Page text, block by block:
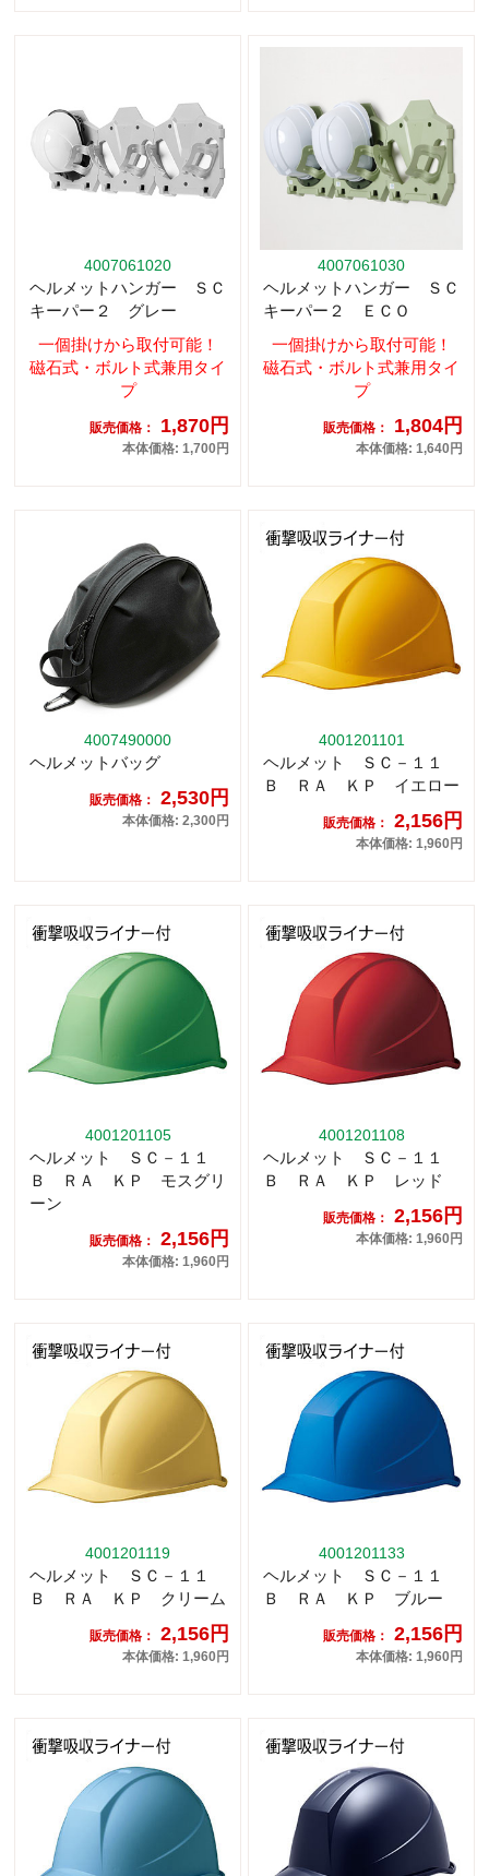
4007061020
ヘルメットハンガー ＳＣ
キーパー２ グレー
一個掛けから取付可能！
磁石式・ボルト式兼用タイ
プ
販売価格： 1,870円
本体価格: 1,700円
4007061030
ヘルメットハンガー ＳＣ
キーパー２ ＥＣＯ
一個掛けから取付可能！
磁石式・ボルト式兼用タイ
プ
販売価格： 1,804円
本体価格: 1,640円
4007490000
ヘルメットバッグ
販売価格： 2,530円
本体価格: 2,300円
4001201101
ヘルメット ＳＣ－１１
Ｂ ＲＡ ＫＰ イエロー
販売価格： 2,156円
本体価格: 1,960円
4001201105
ヘルメット ＳＣ－１１
Ｂ ＲＡ ＫＰ モスグリ
ーン
販売価格： 2,156円
本体価格: 1,960円
4001201108
ヘルメット ＳＣ－１１
Ｂ ＲＡ ＫＰ レッド
販売価格： 2,156円
本体価格: 1,960円
4001201119
ヘルメット ＳＣ－１１
Ｂ ＲＡ ＫＰ クリーム
販売価格： 2,156円
本体価格: 1,960円
4001201133
ヘルメット ＳＣ－１１
Ｂ ＲＡ ＫＰ ブルー
販売価格： 2,156円
本体価格: 1,960円